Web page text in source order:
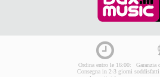
Ordina entro le 16:00:
Consegna in 2-3 giorni
Garanzia